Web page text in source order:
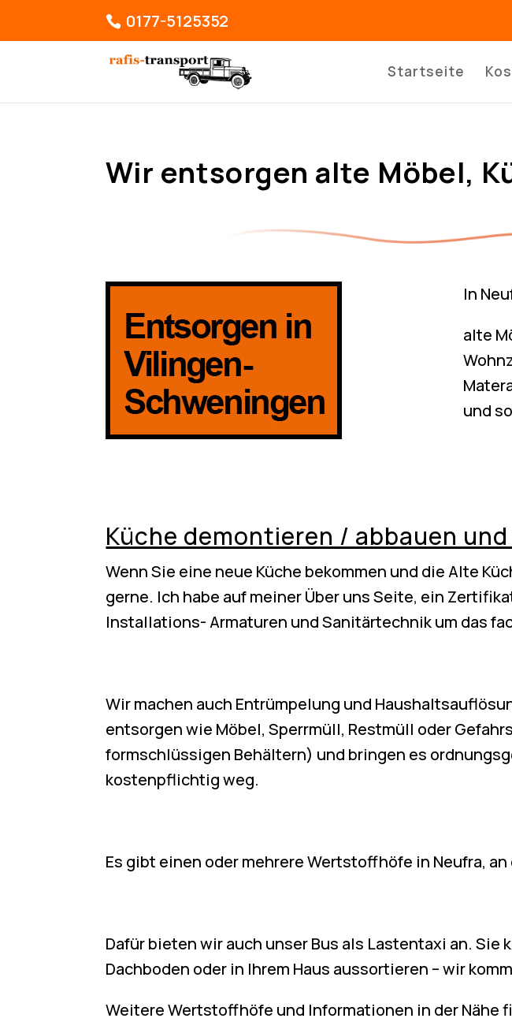
0177-5125352
Startseite
Wir entsorgen alte Möbel,
In
alte
und
Küche demontieren / abbauen
Wenn Sie eine neue Küche bekommen und die Alte
gerne. Ich habe auf meiner Über uns Seite, ein
Installations- Armaturen und Sanitärtechnik um das
Wir machen auch Entrümpelung und
entsorgen wie Möbel, Sperrmüll, Restmüll oder
formschlüssigen Behältern) und bringen es
kostenpflichtig weg.
Es gibt einen oder mehrere Wertstoffhöfe in Neufra,
Dafür bieten wir auch unser Bus als Lastentaxi an. Sie
Dachboden oder in Ihrem Haus aussortieren – wir
Weitere Wertstoffhöfe und Informationen in der Nähe